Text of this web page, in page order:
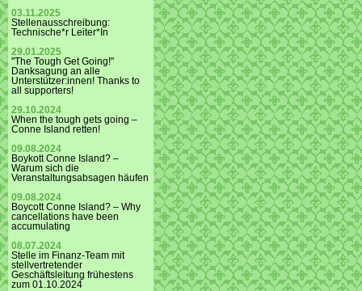
03.11.2025
Stellenausschreibung:
Technische*r Leiter*In
29.01.2025
"The Tough Get Going!"
Danksagung an alle
Unterstützer:innen! Thanks to
all supporters!
29.10.2024
When the tough gets going –
Conne Island retten!
09.08.2024
Boykott Conne Island? –
Warum sich die
Veranstaltungsabsagen häufen
09.08.2024
Boycott Conne Island? – Why
cancellations have been
accumulating
08.07.2024
Stelle im Finanz-Team mit
stellvertretender
Geschäftsleitung frühestens
zum 01.10.2024